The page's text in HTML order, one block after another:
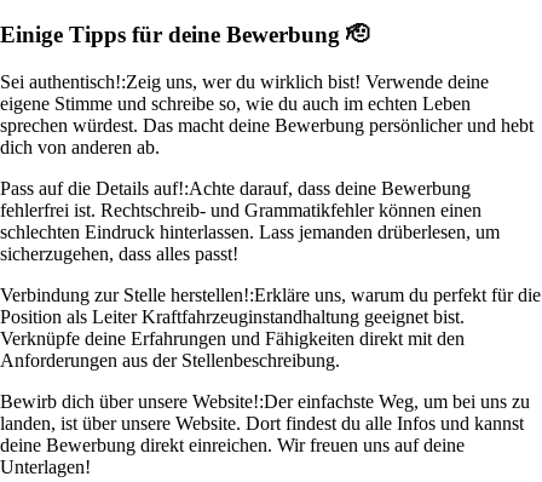
Einige Tipps für deine Bewerbung 🫡
Sei authentisch!:Zeig uns, wer du wirklich bist! Verwende deine
eigene Stimme und schreibe so, wie du auch im echten Leben
sprechen würdest. Das macht deine Bewerbung persönlicher und hebt
dich von anderen ab.
Pass auf die Details auf!:Achte darauf, dass deine Bewerbung
fehlerfrei ist. Rechtschreib- und Grammatikfehler können einen
schlechten Eindruck hinterlassen. Lass jemanden drüberlesen, um
sicherzugehen, dass alles passt!
Verbindung zur Stelle herstellen!:Erkläre uns, warum du perfekt für die
Position als Leiter Kraftfahrzeuginstandhaltung geeignet bist.
Verknüpfe deine Erfahrungen und Fähigkeiten direkt mit den
Anforderungen aus der Stellenbeschreibung.
Bewirb dich über unsere Website!:Der einfachste Weg, um bei uns zu
landen, ist über unsere Website. Dort findest du alle Infos und kannst
deine Bewerbung direkt einreichen. Wir freuen uns auf deine
Unterlagen!